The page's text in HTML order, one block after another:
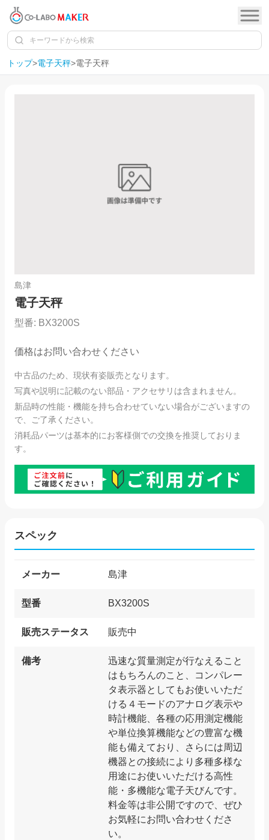
トップ>電子天秤>電子天秤
島津
電子天秤
型番: BX3200S
価格はお問い合わせください
中古品のため、現状有姿販売となります。
写真や説明に記載のない部品・アクセサリは含まれません。
新品時の性能・機能を持ち合わせていない場合がございますの
で、ご了承ください。
消耗品パーツは基本的にお客様側での交換を推奨しておりま
す。
スペック
メーカー 島津
型番 BX3200S
販売ステータス 販売中
備考
迅速な質量測定が行なえること
はもちろんのこと、コンパレー
タ表示器としてもお使いいただ
ける４モードのアナログ表示や
時計機能、各種の応用測定機能
や単位換算機能などの豊富な機
能も備えており、さらには周辺
機器との接続により多種多様な
用途にお使いいただける高性
能・多機能な電子天びんです。
料金等は非公開ですので、ぜひ
お気軽にお問い合わせくださ
い。